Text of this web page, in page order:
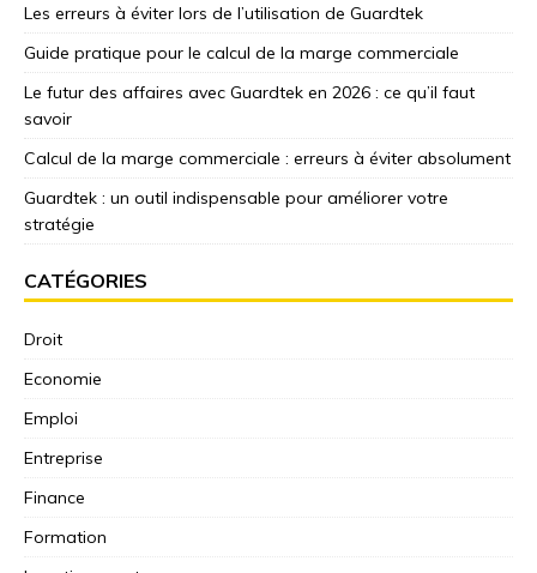
Les erreurs à éviter lors de l’utilisation de Guardtek
Guide pratique pour le calcul de la marge commerciale
Le futur des affaires avec Guardtek en 2026 : ce qu’il faut
savoir
Calcul de la marge commerciale : erreurs à éviter absolument
Guardtek : un outil indispensable pour améliorer votre
stratégie
CATÉGORIES
Droit
Economie
Emploi
Entreprise
Finance
Formation